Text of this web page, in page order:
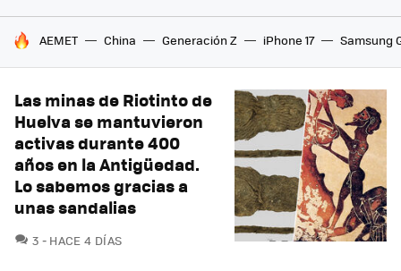
HOY SE HABLA DE
AEMET China Generación Z iPhone 17 Samsung
Las minas de Riotinto de
Huelva se mantuvieron
activas durante 400
años en la Antigüedad.
Lo sabemos gracias a
unas sandalias
3 COMENTARIOS
HACE 4 DÍAS